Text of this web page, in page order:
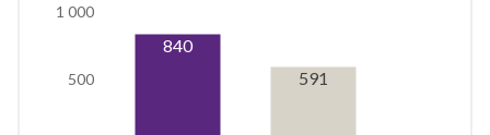
17
500
1 000
840
591